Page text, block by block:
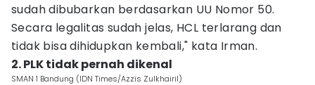
sudah dibubarkan berdasarkan UU Nomor 50.
Secara legalitas sudah jelas, HCL terlarang dan
tidak bisa dihidupkan kembali," kata Irman.
2. PLK tidak pernah dikenal
SMAN 1 Bandung (IDN Times/Azzis Zulkhairil)